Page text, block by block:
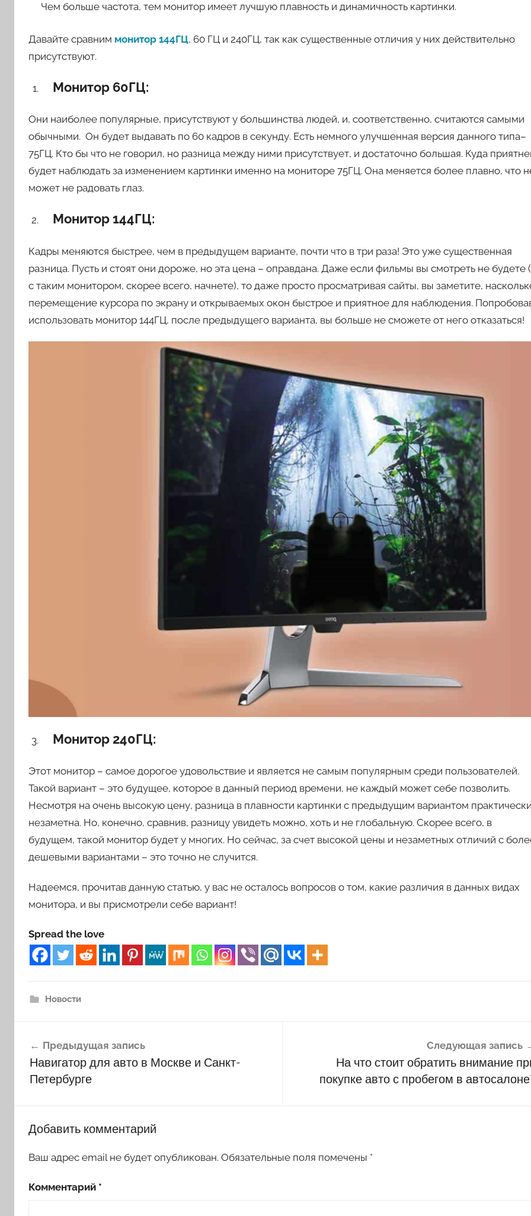
Чем больше частота, тем монитор имеет лучшую плавность и динамичность картинки.
Давайте сравним монитор 144ГЦ, 60 ГЦ и 240ГЦ, так как существенные отличия у них действительно
присутствуют.
Монитор 60ГЦ:
Они наиболее популярные, присутствуют у большинства людей, и, соответственно, считаются самыми
обычными. Он будет выдавать по 60 кадров в секунду. Есть немного улучшенная версия данного типа–
75ГЦ. Кто бы что не говорил, но разница между ними присутствует, и достаточно большая. Куда
будет наблюдать за изменением картинки именно на мониторе 75ГЦ. Она меняется более плавно, что
может не радовать глаз.
Монитор 144ГЦ:
Кадры меняются быстрее, чем в предыдущем варианте, почти что в три раза! Это уже существенная
разница. Пусть и стоят они дороже, но эта цена – оправдана. Даже если фильмы вы смотреть не будете
с таким монитором, скорее всего, начнете), то даже просто просматривая сайты, вы заметите,
перемещение курсора по экрану и открываемых окон быстрое и приятное для наблюдения.
использовать монитор 144ГЦ, после предыдущего варианта, вы больше не сможете от него отказаться!
Монитор 240ГЦ:
Этот монитор – самое дорогое удовольствие и является не самым популярным среди пользователей.
Такой вариант – это будущее, которое в данный период времени, не каждый может себе позволить.
Несмотря на очень высокую цену, разница в плавности картинки с предыдущим вариантом
незаметна. Но, конечно, сравнив, разницу увидеть можно, хоть и не глобальную. Скорее всего, в
будущем, такой монитор будет у многих. Но сейчас, за счет высокой цены и незаметных отличий с
дешевыми вариантами – это точно не случится.
Надеемся, прочитав данную статью, у вас не осталось вопросов о том, какие различия в данных видах
монитора, и вы присмотрели себе вариант!
Spread the love
Новости
по
записям
Предыдущая запись
Навигатор для авто в Москве и Санкт-
Петербурге
Следующая запись
На что стоит обратить внимание
покупке авто с пробегом в
Добавить комментарий
Ваш адрес email не будет опубликован. Обязательные поля помечены *
Комментарий *